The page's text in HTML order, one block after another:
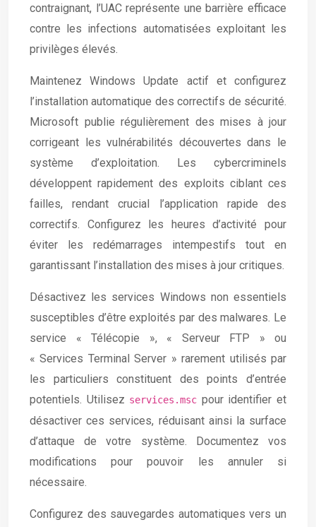
contraignant, l’UAC représente une barrière efficace
contre les infections automatisées exploitant les
privilèges élevés.
Maintenez Windows Update actif et configurez
l’installation automatique des correctifs de sécurité.
Microsoft publie régulièrement des mises à jour
corrigeant les vulnérabilités découvertes dans le
système d’exploitation. Les cybercriminels
développent rapidement des exploits ciblant ces
failles, rendant crucial l’application rapide des
correctifs. Configurez les heures d’activité pour
éviter les redémarrages intempestifs tout en
garantissant l’installation des mises à jour critiques.
Désactivez les services Windows non essentiels
susceptibles d’être exploités par des malwares. Le
service « Télécopie », « Serveur FTP » ou
« Services Terminal Server » rarement utilisés par
les particuliers constituent des points d’entrée
potentiels. Utilisez services.msc pour identifier et
désactiver ces services, réduisant ainsi la surface
d’attaque de votre système. Documentez vos
modifications pour pouvoir les annuler si
nécessaire.
Configurez des sauvegardes automatiques vers un